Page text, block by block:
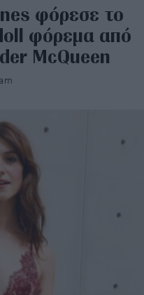
φόρεσε το
φόρεμα από
McQueen